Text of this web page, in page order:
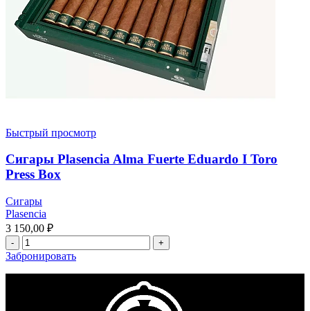
Быстрый просмотр
Сигары Plasencia Alma Fuerte Eduardo I Toro
Press Box
Сигары
Plasencia
3 150,00 ₽
Забронировать